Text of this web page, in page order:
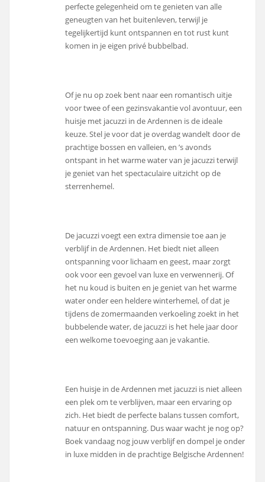
perfecte gelegenheid om te genieten van alle
geneugten van het buitenleven, terwijl je
tegelijkertijd kunt ontspannen en tot rust kunt
komen in je eigen privé bubbelbad.
Of je nu op zoek bent naar een romantisch uitje
voor twee of een gezinsvakantie vol avontuur, een
huisje met jacuzzi in de Ardennen is de ideale
keuze. Stel je voor dat je overdag wandelt door de
prachtige bossen en valleien, en ’s avonds
ontspant in het warme water van je jacuzzi terwijl
je geniet van het spectaculaire uitzicht op de
sterrenhemel.
De jacuzzi voegt een extra dimensie toe aan je
verblijf in de Ardennen. Het biedt niet alleen
ontspanning voor lichaam en geest, maar zorgt
ook voor een gevoel van luxe en verwennerij. Of
het nu koud is buiten en je geniet van het warme
water onder een heldere winterhemel, of dat je
tijdens de zomermaanden verkoeling zoekt in het
bubbelende water, de jacuzzi is het hele jaar door
een welkome toevoeging aan je vakantie.
Een huisje in de Ardennen met jacuzzi is niet alleen
een plek om te verblijven, maar een ervaring op
zich. Het biedt de perfecte balans tussen comfort,
natuur en ontspanning. Dus waar wacht je nog op?
Boek vandaag nog jouw verblijf en dompel je onder
in luxe midden in de prachtige Belgische Ardennen!